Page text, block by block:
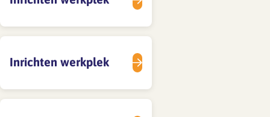
SFA magazine The Human
Podcasttips
Inrichten werkplek